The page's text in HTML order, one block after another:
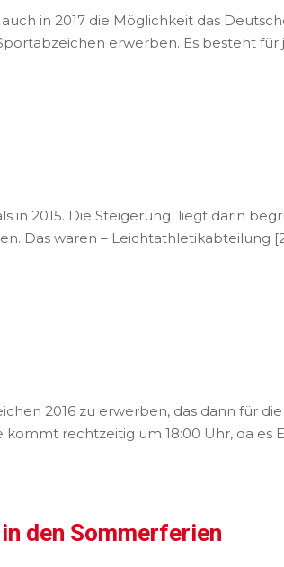
in 2017 die Möglichkeit das
erwerben. Es besteht für
in 2015. Die Steigerung liegt darin
Das waren – Leichtathletikabteilung
2016 zu erwerben, das dann für
kommt rechtzeitig um 18:00 Uhr, da
den Sommerferien